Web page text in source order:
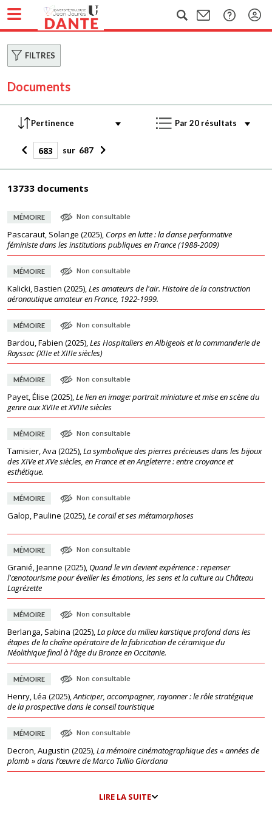
FILTRES
Documents
sur 687
13733 documents
MÉMOIRE Non consultable
Pascaraut, Solange (2025), Corps en lutte : la danse performative
féministe dans les institutions publiques en France (1988-2009)
MÉMOIRE Non consultable
Kalicki, Bastien (2025),Les amateurs de l'air. Histoire de la construction
aéronautique amateur en France, 1922-1999.
MÉMOIRE Non consultable
Bardou, Fabien (2025),Les Hospitaliers en Albigeois et la commanderie de
Rayssac (XIIe et XIIIe siècles)
MÉMOIRE Non consultable
Payet, Élise (2025),Le lien en image: portrait miniature et mise en scène du
genre aux XVIIe et XVIIIe siècles
MÉMOIRE Non consultable
Tamisier, Ava (2025),La symbolique des pierres précieuses dans les bijoux
des XIVe et XVe siècles, en France et en Angleterre : entre croyance et
esthétique.
MÉMOIRE Non consultable
Galop, Pauline (2025),Le corail et ses métamorphoses
MÉMOIRE Non consultable
Granié, Jeanne (2025), Quand le vin devient expérience : repenser
l'œnotourisme pour éveiller les émotions, les sens et la culture au Château
Lagrézette
MÉMOIRE Non consultable
Berlanga, Sabina (2025),La place du milieu karstique profond dans les
étapes de la chaîne opératoire de la fabrication de céramique du
Néolithique final à l'âge du Bronze en Occitanie.
MÉMOIRE Non consultable
Henry, Léa (2025),Anticiper, accompagner, rayonner : le rôle stratégique
de la prospective dans le conseil touristique
MÉMOIRE Non consultable
Decron, Augustin (2025),La mémoire cinématographique des « années de
plomb » dans l’œuvre de Marco Tullio Giordana
LIRE LA SUITE